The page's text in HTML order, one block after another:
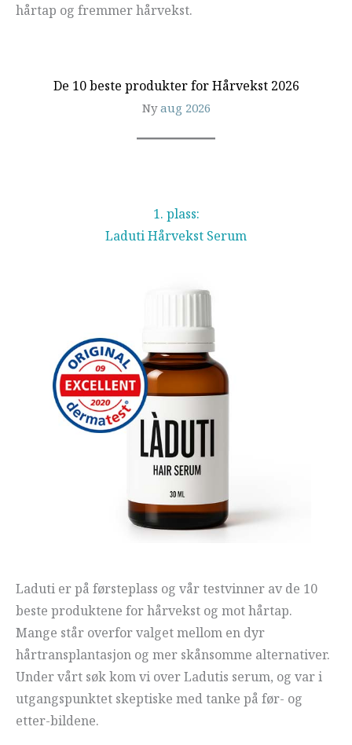
hårtap og fremmer hårvekst.
De 10 beste produkter for Hårvekst 2026
Nyaug 2026
1. plass:
Laduti Hårvekst Serum
Laduti er på førsteplass og vår testvinner av de 10
beste produktene for hårvekst og mot hårtap.
Mange står overfor valget mellom en dyr
hårtransplantasjon og mer skånsomme alternativer.
Under vårt søk kom vi over Ladutis serum, og var i
utgangspunktet skeptiske med tanke på før- og
etter-bildene.